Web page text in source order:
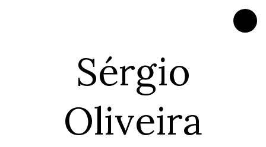
Sérgio
Oliveira